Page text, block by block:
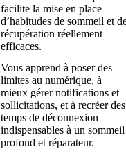
facilite la mise en place
d’habitudes de sommeil et
récupération réellement
efficaces.
Vous apprend à poser des
limites au numérique, à
mieux gérer notifications et
sollicitations, et à recréer des
temps de déconnexion
indispensables à un sommeil
profond et réparateur.